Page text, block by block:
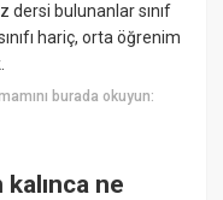
dersi bulunanlar sınıf
hariç, orta öğrenim
burada okuyun:
ne